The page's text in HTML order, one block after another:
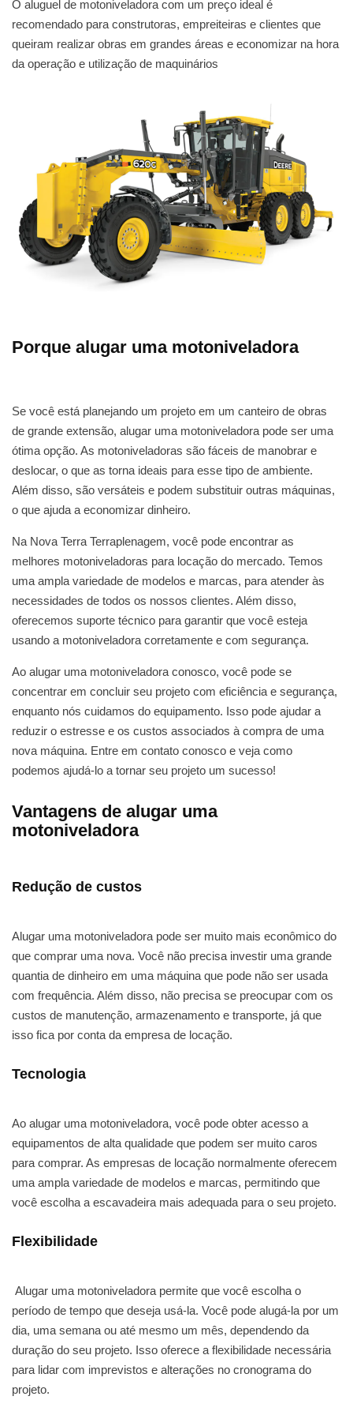
O aluguel de motoniveladora com um preço ideal é
recomendado para construtoras, empreiteiras e clientes que
queiram realizar obras em grandes áreas e economizar na hora
da operação e utilização de maquinários
Porque alugar uma motoniveladora
Se você está planejando um projeto em um canteiro de obras
de grande extensão, alugar uma motoniveladora pode ser uma
ótima opção. As motoniveladoras são fáceis de manobrar e
deslocar, o que as torna ideais para esse tipo de ambiente.
Além disso, são versáteis e podem substituir outras máquinas,
o que ajuda a economizar dinheiro.
Na Nova Terra Terraplenagem, você pode encontrar as
melhores motoniveladoras para locação do mercado. Temos
uma ampla variedade de modelos e marcas, para atender às
necessidades de todos os nossos clientes. Além disso,
oferecemos suporte técnico para garantir que você esteja
usando a motoniveladora corretamente e com segurança.
Ao alugar uma motoniveladora conosco, você pode se
concentrar em concluir seu projeto com eficiência e segurança,
enquanto nós cuidamos do equipamento. Isso pode ajudar a
reduzir o estresse e os custos associados à compra de uma
nova máquina. Entre em contato conosco e veja como
podemos ajudá-lo a tornar seu projeto um sucesso!
Vantagens de alugar uma
motoniveladora
Redução de custos
Alugar uma motoniveladora pode ser muito mais econômico do
que comprar uma nova. Você não precisa investir uma grande
quantia de dinheiro em uma máquina que pode não ser usada
com frequência. Além disso, não precisa se preocupar com os
custos de manutenção, armazenamento e transporte, já que
isso fica por conta da empresa de locação.
Tecnologia
Ao alugar uma motoniveladora, você pode obter acesso a
equipamentos de alta qualidade que podem ser muito caros
para comprar. As empresas de locação normalmente oferecem
uma ampla variedade de modelos e marcas, permitindo que
você escolha a escavadeira mais adequada para o seu projeto.
Flexibilidade
Alugar uma motoniveladora permite que você escolha o
período de tempo que deseja usá-la. Você pode alugá-la por um
dia, uma semana ou até mesmo um mês, dependendo da
duração do seu projeto. Isso oferece a flexibilidade necessária
para lidar com imprevistos e alterações no cronograma do
projeto.